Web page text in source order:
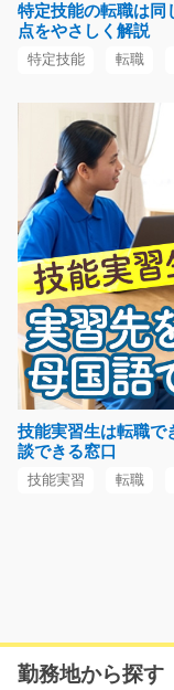
金属製品の検査/
製品にキズがつ
ルを見ても判断が
長期（3ヶ月
時給1100円
福岡県北九州
タオルやシーツ
4急募
駅から歩いて5分
ます！洗濯は大き
長期（3ヶ月
食料品の仕分け
特定技能の転職は同
点をやさしく解説
特定技能 転職
技能実習生は転職で
談できる窓口
技能実習 転職
勤務地から探す